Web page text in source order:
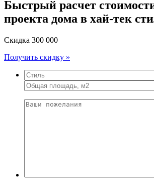
Быстрый расчет
проекта дома в хай-тек
Скидка 300 000
Получить скидку »